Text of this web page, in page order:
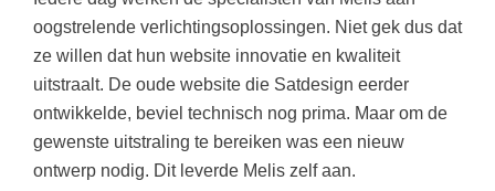
oogstrelende verlichtingsoplossingen. Niet gek dus dat
ze willen dat hun website innovatie en kwaliteit
uitstraalt. De oude website die Satdesign eerder
ontwikkelde, beviel technisch nog prima. Maar om de
gewenste uitstraling te bereiken was een nieuw
ontwerp nodig. Dit leverde Melis zelf aan.